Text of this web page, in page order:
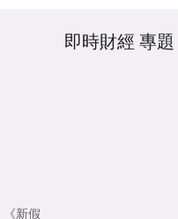
《新假
即時財經 專題